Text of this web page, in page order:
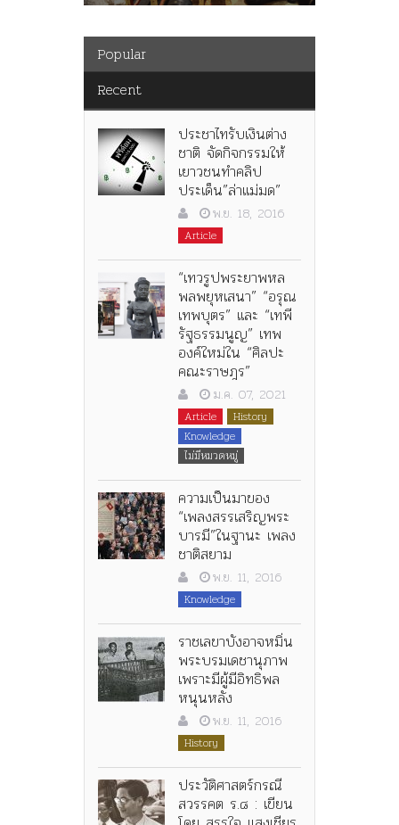
Popular
Recent
ประชาไทรับเงินต่าง
ชาติ จัดกิจกรรมให้
เยาวชนทำคลิป
ประเด็น”ล่าแม่มด”
พ.ย. 18, 2016
Article
“เทวรูปพระยาพหล
พลพยุหเสนา” “อรุณ
เทพบุตร” และ “เทพี
รัฐธรรมนูญ” เทพ
องค์ใหม่ใน “ศิลปะ
คณะราษฎร”
ม.ค. 07, 2021
Article
History
Knowledge
ไม่มีหมวดหมู่
ความเป็นมาของ
“เพลงสรรเสริญพระ
บารมี”ในฐานะ เพลง
ชาติสยาม
พ.ย. 11, 2016
Knowledge
ราชเลขาบังอาจหมิ่น
พระบรมเดชานุภาพ
เพราะมีผู้มีอิทธิพล
หนุนหลัง
พ.ย. 11, 2016
History
ประวัติศาสตร์กรณี
สวรรคต ร.๘ : เขียน